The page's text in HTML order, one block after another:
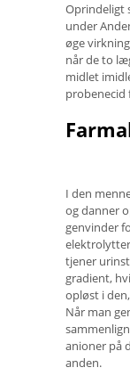
Oprindeligt
under
øge
når de to
midlet
probenecid
I den
og danner
genvinder
tjener
gradient,
opløst i
Når man
anioner på
anden.